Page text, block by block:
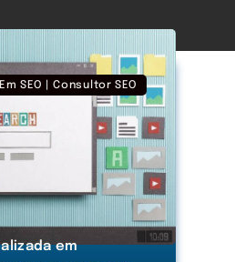
SEO | Consultor SEO
em